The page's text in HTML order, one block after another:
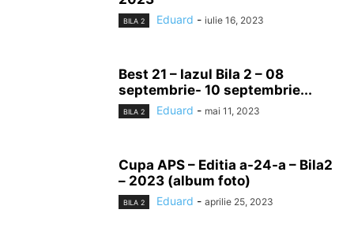
BILA 2 Eduard - iulie 16, 2023
Best 21 – Iazul Bila 2 – 08
septembrie- 10 septembrie...
BILA 2 Eduard - mai 11, 2023
Cupa APS – Editia a-24-a – Bila2
– 2023 (album foto)
BILA 2 Eduard - aprilie 25, 2023